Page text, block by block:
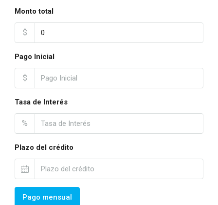
Monto total
$
Pago Inicial
$
Tasa de Interés
%
Plazo del crédito
Pago mensual